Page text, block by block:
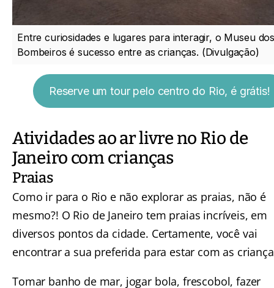
Entre curiosidades e lugares para interagir, o Museu
Bombeiros é sucesso entre as crianças. (Divulgação)
Reserve um tour pelo centro do Rio, é grátis!
Atividades ao ar livre no Rio de
Janeiro com crianças
Praias
Como ir para o Rio e não explorar as praias, não é
mesmo?! O Rio de Janeiro tem praias incríveis, em
diversos pontos da cidade. Certamente, você vai
encontrar a sua preferida para estar com as
Tomar banho de mar, jogar bola, frescobol, fazer